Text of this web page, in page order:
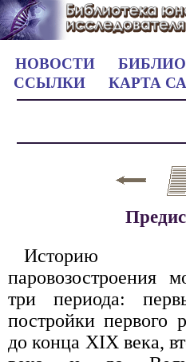
НОВОСТИ
ССЫЛКИ
КАРТА
Историю
паровозостроения
три периода:
постройки первого
до конца XIX века,